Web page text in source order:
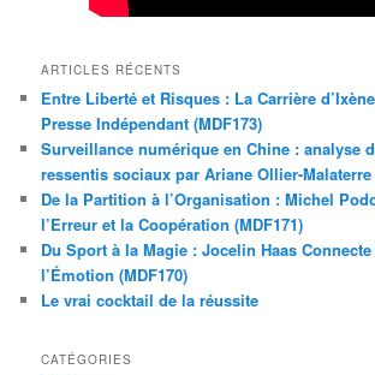
ARTICLES RÉCENTS
Entre Liberté et Risques : La Carrière
Presse Indépendant (MDF173)
Surveillance numérique en Chine : analyse
ressentis sociaux par Ariane Ollier-Malaterre
De la Partition à l’Organisation : Michel
l’Erreur et la Coopération (MDF171)
Du Sport à la Magie : Jocelin Haas
l’Émotion (MDF170)
Le vrai cocktail de la réussite
CATÉGORIES